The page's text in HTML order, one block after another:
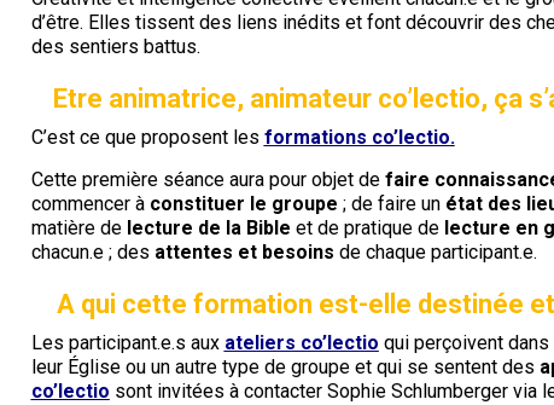
d’être. Elles tissent des liens inédits et font découvrir des
des sentiers battus.
Etre animatrice, animateur co’lectio, ça
C’est ce que proposent les formations co’lectio.
Cette première séance aura pour objet de faire
commencer à constituer le groupe ; de faire un état des
matière de lecture de la Bible et de pratique de lecture en
chacun.e ; des attentes et besoins de chaque participant.e.
A qui cette formation est-elle destinée
Les participant.e.s aux ateliers co’lectio qui perçoivent
leur Église ou un autre type de groupe et qui se sentent des
co’lectio sont invitées à contacter Sophie Schlumberger via